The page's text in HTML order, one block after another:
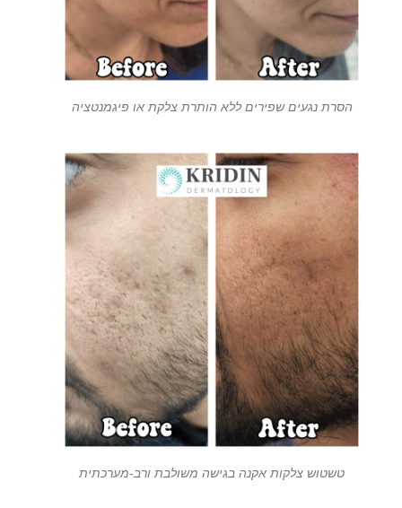
הסרת נגעים שפירים ללא הותרת צלקת או פיגמנטציה
טשטוש צלקות אקנה בגישה משולבת ורב-מערכתית